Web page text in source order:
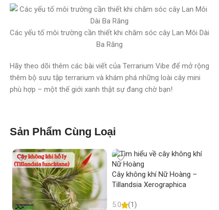
Các yếu tố môi trường cần thiết khi chăm sóc cây Lan Môi Dài
Ba Răng
Hãy theo dõi thêm các bài viết của Terrarium Vibe để mở rộng
thêm bộ sưu tập terrarium và khám phá những loài cây mini
phù hợp – một thế giới xanh thật sự đang chờ bạn!
Sản Phẩm Cùng Loại
Cây không khí Nữ Hoàng –
Tillandsia Xerographica
5.0
(1)